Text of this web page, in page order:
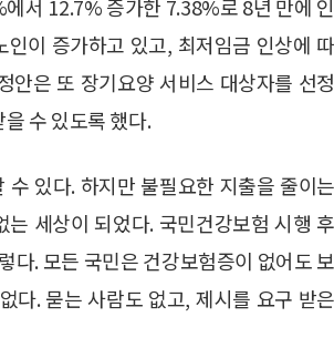
서 12.7% 증가한 7.38%로 8년 만에 인
이 증가하고 있고, 최저임금 인상에 따
안은 또 장기요양 서비스 대상자를 선정
수 있도록 했다.
있다. 하지만 불필요한 지출을 줄이는
세상이 되었다. 국민건강보험 시행 후
다. 모든 국민은 건강보험증이 없어도 보
다. 묻는 사람도 없고, 제시를 요구 받은